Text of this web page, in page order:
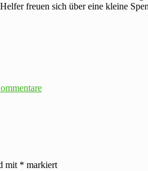
freuen sich über eine kleine
mit * markiert